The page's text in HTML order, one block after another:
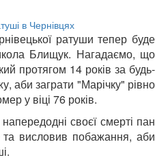
ратуши тепер буде
Блищук. Нагадаємо, що
протягом 14 років за будь-
аби заграти "Марічку" рівно
у віці 76 років.
своєї смерті пан
висловив побажання, аби